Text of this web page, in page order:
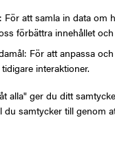
För att samla in data
förbättra innehållet
För att anpassa
interaktioner.
alla" ger du ditt
du samtycker till genom